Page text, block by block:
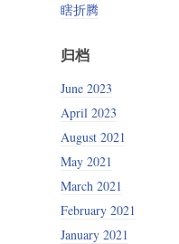
瞎折腾
归档
June 2023
April 2023
August 2021
May 2021
March 2021
February 2021
January 2021